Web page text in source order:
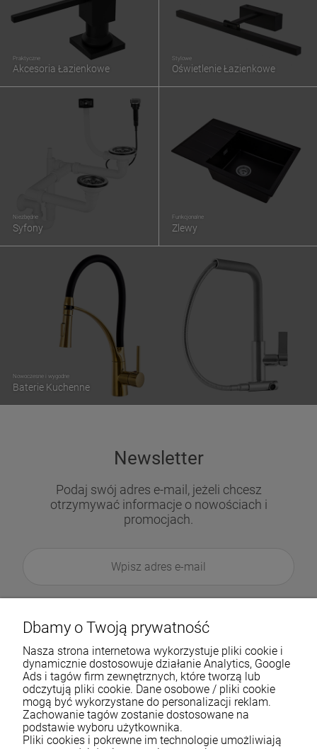
Praktyczne
Akcesoria Łazienkowe
Stylowe
Oświetlenie Łazienkowe
Nowoczesne i wygodne
Baterie Kuchenne
Niezbędne
Syfony
Funkcjonalne
Zlewy
Newsletter
Podaj swój adres e-mail, jeżeli chcesz
otrzymywać informacje o nowościach i
promocjach.
Dbamy o Twoją prywatność
Nasza strona internetowa wykorzystuje pliki cookie i
dynamicznie dostosowuje działanie Analytics, Google
Ads i tagów firm zewnętrznych, które tworzą lub
odczytują pliki cookie. Dane osobowe / pliki cookie
mogą być wykorzystane do personalizacji reklam.
Zachowanie tagów zostanie dostosowane na
podstawie wyboru użytkownika.
Pliki cookies i pokrewne im technologie umożliwiają